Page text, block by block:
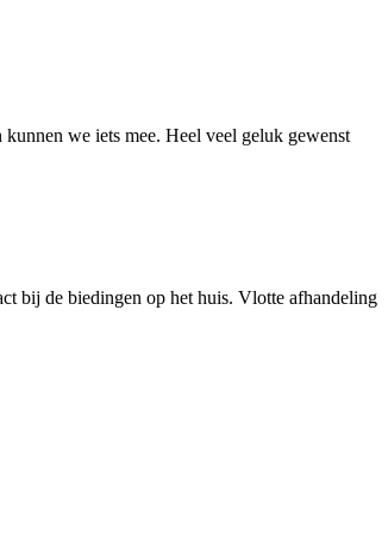
we iets mee. Heel veel geluk gewenst
bij de biedingen op het huis. Vlotte afhandeling